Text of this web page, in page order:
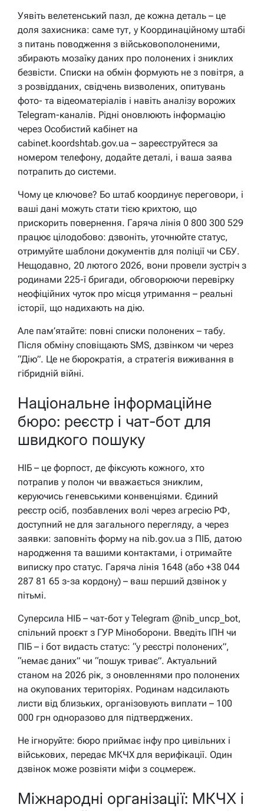
Уявіть велетенський пазл, де кожна деталь – це
доля захисника: саме тут, у Координаційному штабі
з питань поводження з військовополоненими,
збирають мозаїку даних про полонених і зниклих
безвісти. Списки на обмін формують не з повітря, а
з розвідданих, свідчень визволених, опитувань
фото- та відеоматеріалів і навіть аналізу ворожих
Telegram-каналів. Рідні оновлюють інформацію
через Особистий кабінет на
cabinet.koordshtab.gov.ua – зареєструйтеся за
номером телефону, додайте деталі, і ваша заява
потрапить до системи.
Чому це ключове? Бо штаб координує переговори, і
ваші дані можуть стати тією крихтою, що
прискорить повернення. Гаряча лінія 0 800 300 529
працює цілодобово: дзвоніть, уточнюйте статус,
отримуйте шаблони документів для поліції чи СБУ.
Нещодавно, 20 лютого 2026, вони провели зустріч з
родинами 225-ї бригади, обговорюючи перевірку
неофіційних чуток про місця утримання – реальні
історії, що надихають на дію.
Але пам’ятайте: повні списки полонених – табу.
Після обміну сповіщають SMS, дзвінком чи через
“Дію”. Це не бюрократія, а стратегія виживання в
гібридній війні.
Національне інформаційне
бюро: реєстр і чат-бот для
швидкого пошуку
НІБ – це форпост, де фіксують кожного, хто
потрапив у полон чи вважається зниклим,
керуючись геневськими конвенціями. Єдиний
реєстр осіб, позбавлених волі через агресію РФ,
доступний не для загального перегляду, а через
заявки: заповніть форму на nib.gov.ua з ПІБ, датою
народження та вашими контактами, і отримайте
виписку про статус. Гаряча лінія 1648 (або +38 044
287 81 65 з-за кордону) – ваш перший дзвінок у
пітьмі.
Суперсила НІБ – чат-бот у Telegram @nib_uncp_bot,
спільний проєкт з ГУР Міноборони. Введіть ІПН чи
ПІБ – і бот видасть статус: “у реєстрі полонених”,
“немає даних” чи “пошук триває”. Актуальний
станом на 2026 рік, з оновленнями про полонених
на окупованих територіях. Родинам надсилають
листи від близьких, організовують виплати – 100
000 грн одноразово для підтверджених.
Не ігноруйте: бюро приймає інфу про цивільних і
військових, передає МКЧХ для верифікації. Один
дзвінок може розвіяти міфи з соцмереж.
Міжнародні організації: МКЧХ і